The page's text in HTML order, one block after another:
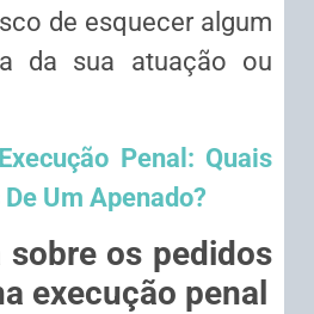
de esquecer algum
da sua atuação ou
Execução Penal: Quais
Um Apenado?
sobre os pedidos
execução penal